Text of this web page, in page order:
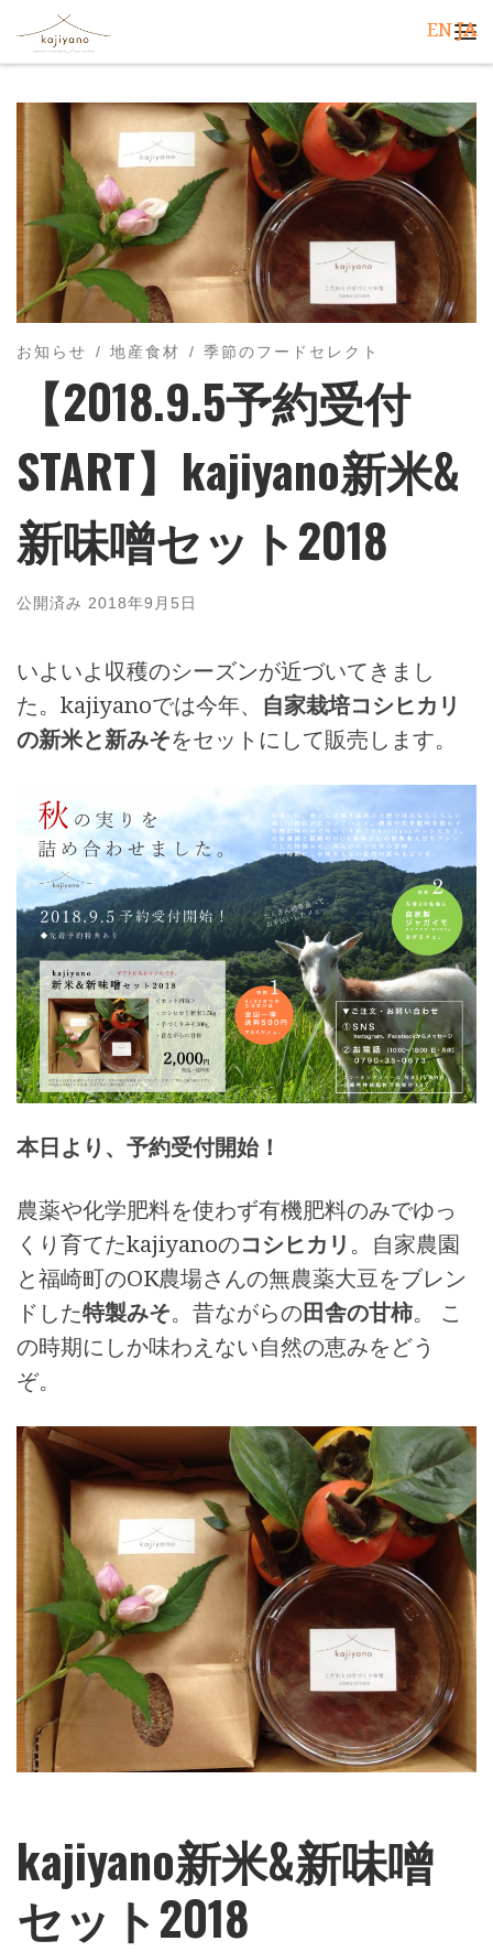
コンテンツへスキップ
お知らせ 地産食材 季節のフードセレクト
【2018.9.5予約受付
START】kajiyano新米&
新味噌セット2018
公開済み 2018年9月5日
いよいよ収穫のシーズンが近づいてきまし
た。kajiyanoでは今年、 自家栽培コシヒカリ
の新米と新みそをセットにして販売します。
本日より、予約受付開始！
農薬や化学肥料を使わず有機肥料のみでゆっ
くり育てたkajiyanoのコシヒカリ 。自家農園
と福崎町のOK農場さんの無農薬大豆をブレン
ドした特製みそ。昔ながらの 田舎の甘柿。 こ
の時期にしか味わえない自然の恵みをどう
ぞ。
kajiyano新米&新味噌
セット2018
EN JA